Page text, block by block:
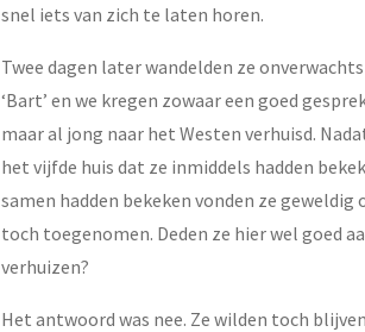
snel iets van zich te laten horen.
Twee dagen later wandelden ze
‘Bart’ en we kregen zowaar een goed
maar al jong naar het Westen verhuisd.
het vijfde huis dat ze inmiddels hadden
samen hadden bekeken vonden ze
toch toegenomen. Deden ze hier wel goed
verhuizen?
Het antwoord was nee. Ze wilden toch